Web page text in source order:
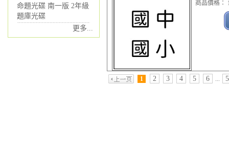
命題光碟 南一版 2年級
題庫光碟
更多...
商品價格：
1 2 3 4 5 6 ...